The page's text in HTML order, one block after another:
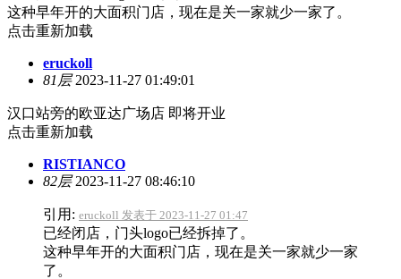
这种早年开的大面积门店，现在是关一家就少一家了。
点击重新加载
eruckoll
81层2023-11-27 01:49:01
汉口站旁的欧亚达广场店 即将开业
点击重新加载
RISTIANCO
82层2023-11-27 08:46:10
引用: eruckoll 发表于 2023-11-27 01:47
已经闭店，门头logo已经拆掉了。
这种早年开的大面积门店，现在是关一家就少一家
了。